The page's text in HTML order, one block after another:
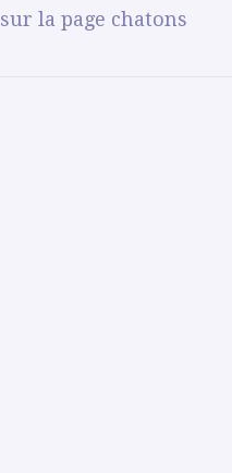
sur la page chatons